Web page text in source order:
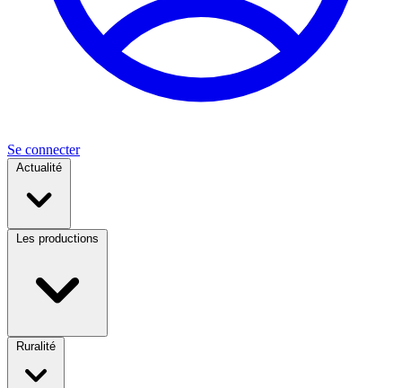
Se connecter
Actualité
Les productions
Ruralité